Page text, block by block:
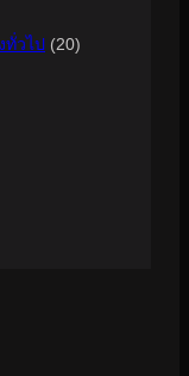
ทั่วไป (20)